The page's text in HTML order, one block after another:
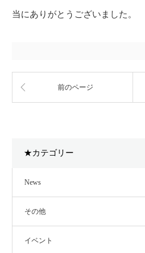
当にありがとうございました。
前のページ
★カテゴリー
News
その他
イベント